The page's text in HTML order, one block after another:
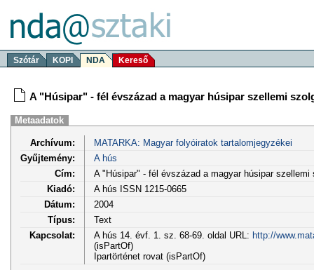
Szótár KOPI NDA Kereső
A "Húsipar" - fél évszázad a magyar húsipar szellemi
Metaadatok
Archívum:
MATARKA: Magyar folyóiratok tartalomjegyzékei
Gyűjtemény:
A hús
Cím:
A "Húsipar" - fél évszázad a magyar húsipar szellemi
Kiadó:
A hús ISSN 1215-0665
Dátum:
2004
Típus:
Text
Kapcsolat:
A hús 14. évf. 1. sz. 68-69. oldal URL: http://
(isPartOf)
Ipartörténet rovat (isPartOf)